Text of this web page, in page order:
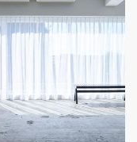
方へ
選択する
選択する